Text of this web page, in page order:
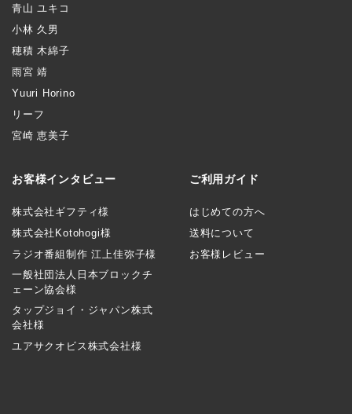
青山 ユキコ
小林 久男
穂積 木綿子
雨宮 靖
Yuuri Horino
リーフ
宮崎 恵美子
お客様インタビュー
株式会社ギフティ様
株式会社Kotohogi様
ラジオ番組制作 江上佳弥子様
一般社団法人日本ブロックチ
ェーン協会様
タップジョイ・ジャパン株式
会社様
ユアサクオビス株式会社様
ご利用ガイド
はじめての方へ
送料について
お客様レビュー